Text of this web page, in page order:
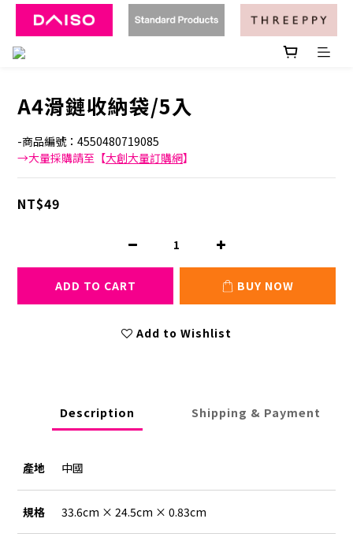
A4滑鏈收納袋/5入
-商品編號：4550480719085
→大量採購請至【大創大量訂購網】
NT$49
ADD TO CART BUY NOW
Add to Wishlist
Description Shipping & Payment
產地 中國
規格 33.6cm × 24.5cm × 0.83cm